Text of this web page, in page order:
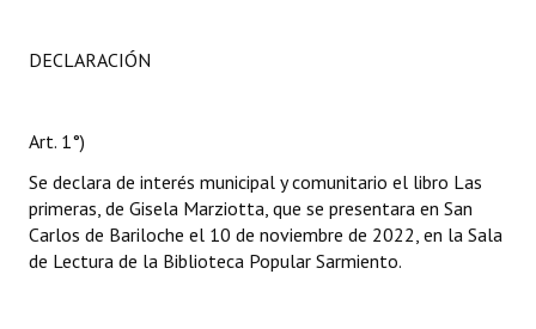
DECLARACIÓN
Art. 1°)
Se declara de interés municipal y comunitario el libro Las
primeras, de Gisela Marziotta, que se presentara en San
Carlos de Bariloche el 10 de noviembre de 2022, en la Sala
de Lectura de la Biblioteca Popular Sarmiento.